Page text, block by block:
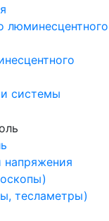
люминесцентного
системы
напряжения
тесламетры)